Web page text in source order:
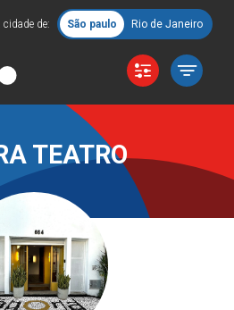
cidade de: São paulo Rio de Janeiro
TEATRO